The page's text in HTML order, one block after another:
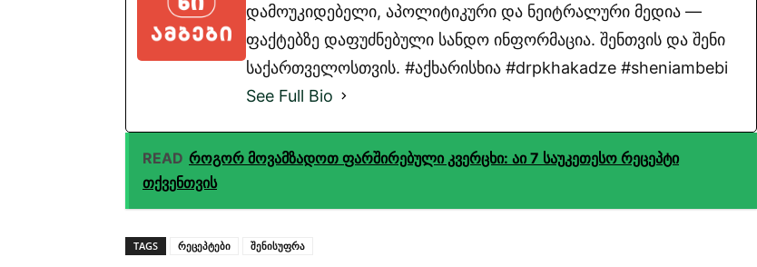
დამოუკიდებელი, აპოლიტიკური და ნეიტრალური მედია —
ფაქტებზე დაფუძნებული სანდო ინფორმაცია. შენთვის და შენი
საქართველოსთვის. #აქხარისხია #drpkhakadze #sheniambebi
See Full Bio
READ როგორ მოვამზადოთ ფარშირებული კვერცხი: აი 7 საუკეთესო რეცეპტი
თქვენთვის
TAGS რეცეპტები შენისუფრა